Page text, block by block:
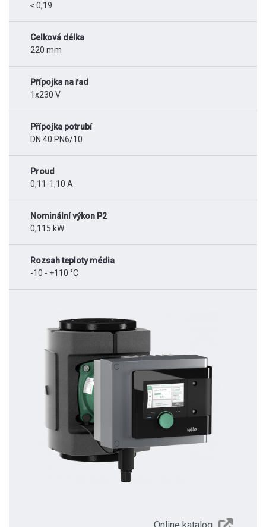
≤ 0,19
Celková délka
220 mm
Přípojka na řad
1x230 V
Přípojka potrubí
DN 40 PN6/10
Proud
0,11-1,10 A
Nominální výkon P2
0,115 kW
Rozsah teploty média
-10 - +110 °C